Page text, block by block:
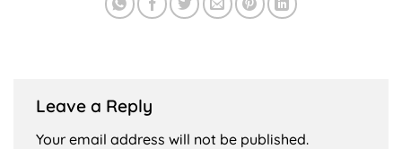
Leave a Reply
Your email address will not be published.